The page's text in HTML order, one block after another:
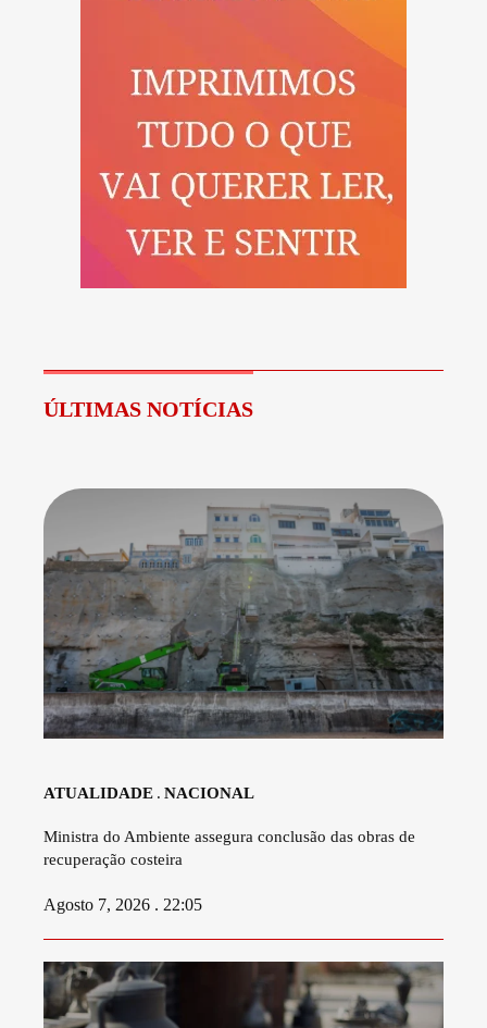
ÚLTIMAS NOTÍCIAS
ATUALIDADE NACIONAL
Ministra do Ambiente assegura conclusão das obras de
recuperação costeira
Agosto 7, 2026 . 22:05